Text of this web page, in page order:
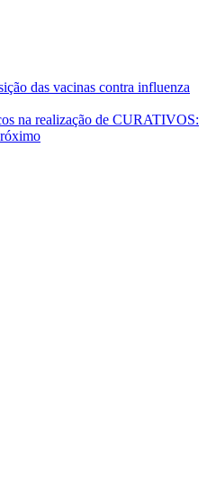
das vacinas contra influenza
na realização de CURATIVOS: